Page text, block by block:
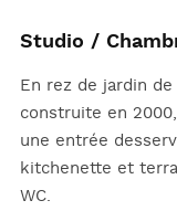
Studio /
En rez de jardin de
construite en
une entrée
kitchenette et
WC.